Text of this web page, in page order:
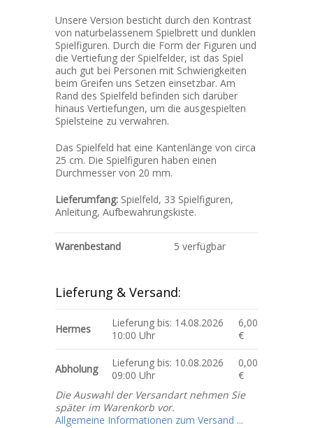
Unsere Version besticht durch den Kontrast
von naturbelassenem Spielbrett und dunklen
Spielfiguren. Durch die Form der Figuren und
die Vertiefung der Spielfelder, ist das Spiel
auch gut bei Personen mit Schwierigkeiten
beim Greifen uns Setzen einsetzbar. Am
Rand des Spielfeld befinden sich darüber
hinaus Vertiefungen, um die ausgespielten
Spielsteine zu verwahren.
Das Spielfeld hat eine Kantenlänge von circa
25 cm. Die Spielfiguren haben einen
Durchmesser von 20 mm.
Lieferumfang: Spielfeld, 33 Spielfiguren,
Anleitung, Aufbewahrungskiste.
Warenbestand 5 verfügbar
Lieferung & Versand:
Hermes
Lieferung bis: 14.08.2026
10:00 Uhr
6,00
€
Abholung
Lieferung bis: 10.08.2026
09:00 Uhr
0,00
€
Die Auswahl der Versandart nehmen Sie
später im Warenkorb vor.
Allgemeine Informationen zum Versand ...